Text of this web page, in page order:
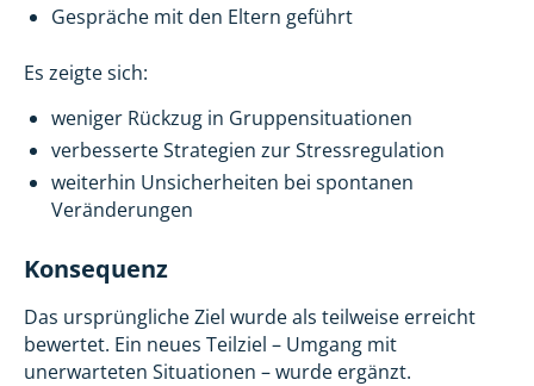
Gespräche mit den Eltern geführt
Es zeigte sich:
weniger Rückzug in Gruppensituationen
verbesserte Strategien zur Stressregulation
weiterhin Unsicherheiten bei spontanen
Veränderungen
Konsequenz
Das ursprüngliche Ziel wurde als teilweise erreicht
bewertet. Ein neues Teilziel – Umgang mit
unerwarteten Situationen – wurde ergänzt.